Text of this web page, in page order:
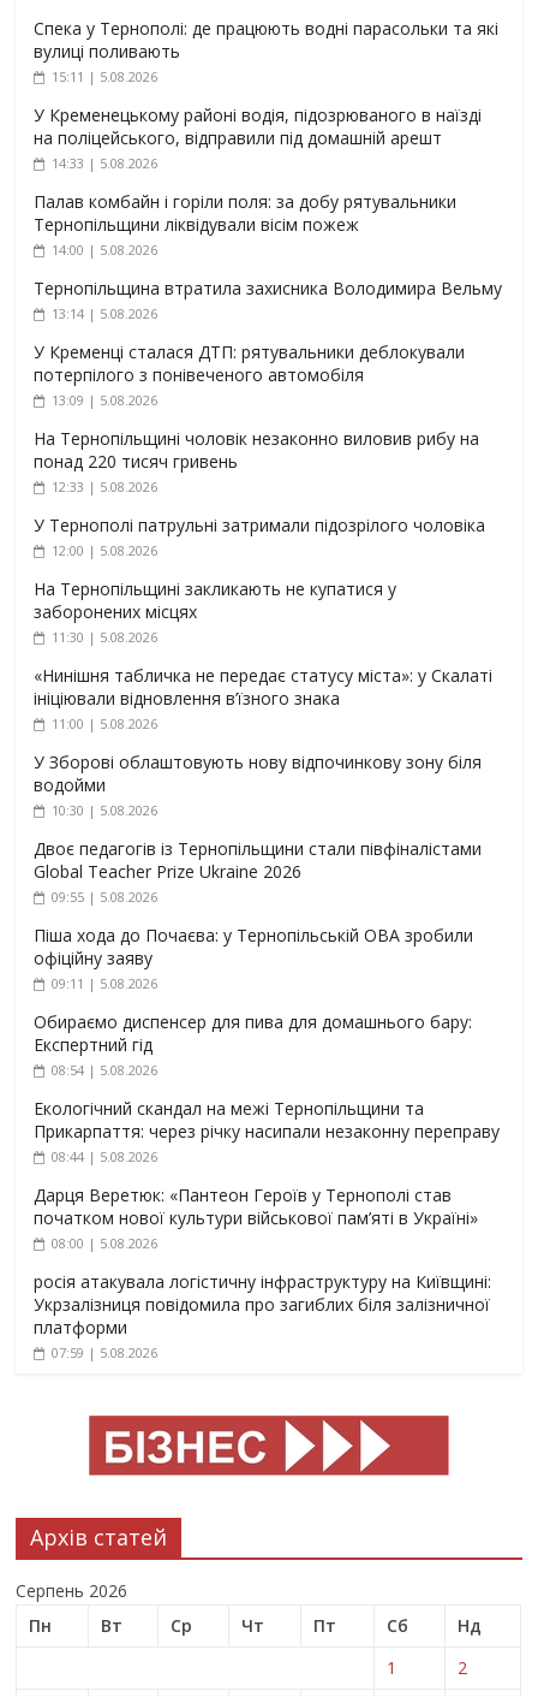
Спека у Тернополі: де працюють водні парасольки та які
вулиці поливають
15:11 | 5.08.2026
У Кременецькому районі водія, підозрюваного в наїзді
на поліцейського, відправили під домашній арешт
14:33 | 5.08.2026
Палав комбайн і горіли поля: за добу рятувальники
Тернопільщини ліквідували вісім пожеж
14:00 | 5.08.2026
Тернопільщина втратила захисника Володимира Вельму
13:14 | 5.08.2026
У Кременці сталася ДТП: рятувальники деблокували
потерпілого з понівеченого автомобіля
13:09 | 5.08.2026
На Тернопільщині чоловік незаконно виловив рибу на
понад 220 тисяч гривень
12:33 | 5.08.2026
У Тернополі патрульні затримали підозрілого чоловіка
12:00 | 5.08.2026
На Тернопільщині закликають не купатися у
заборонених місцях
11:30 | 5.08.2026
«Нинішня табличка не передає статусу міста»: у Скалаті
ініціювали відновлення в’їзного знака
11:00 | 5.08.2026
У Зборові облаштовують нову відпочинкову зону біля
водойми
10:30 | 5.08.2026
Двоє педагогів із Тернопільщини стали півфіналістами
Global Teacher Prize Ukraine 2026
09:55 | 5.08.2026
Піша хода до Почаєва: у Тернопільській ОВА зробили
офіційну заяву
09:11 | 5.08.2026
Обираємо диспенсер для пива для домашнього бару:
Експертний гід
08:54 | 5.08.2026
Екологічний скандал на межі Тернопільщини та
Прикарпаття: через річку насипали незаконну переправу
08:44 | 5.08.2026
Дарця Веретюк: «Пантеон Героїв у Тернополі став
початком нової культури військової пам’яті в Україні»
08:00 | 5.08.2026
росія атакувала логістичну інфраструктуру на Київщині:
Укрзалізниця повідомила про загиблих біля залізничної
платформи
07:59 | 5.08.2026
Архів статей
Серпень 2026
Пн
Вт Ср Чт Пт Сб
Нд
1
2